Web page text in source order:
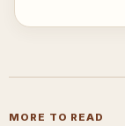
MORE TO READ